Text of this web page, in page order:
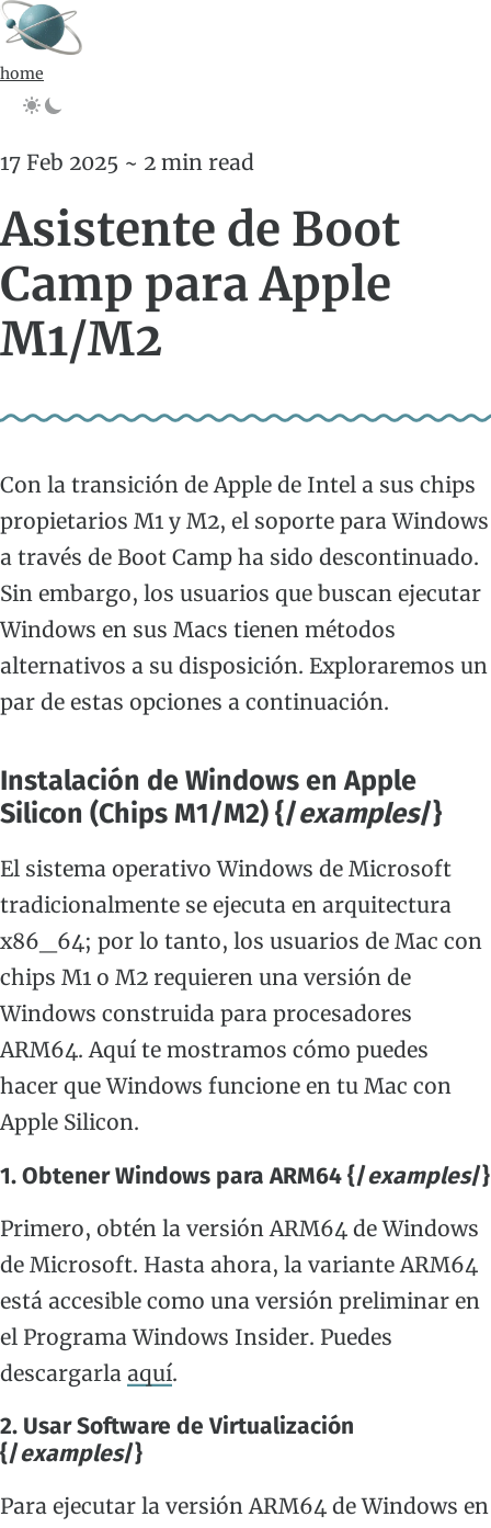
home
17 Feb 2025 ~ 2 min read
Asistente de Boot
Camp para Apple
M1/M2
Con la transición de Apple de Intel a sus chips
propietarios M1 y M2, el soporte para Windows
a través de Boot Camp ha sido descontinuado.
Sin embargo, los usuarios que buscan ejecutar
Windows en sus Macs tienen métodos
alternativos a su disposición. Exploraremos un
par de estas opciones a continuación.
Instalación de Windows en Apple
Silicon (Chips M1/M2) {/examples/}
El sistema operativo Windows de Microsoft
tradicionalmente se ejecuta en arquitectura
x86_64; por lo tanto, los usuarios de Mac con
chips M1 o M2 requieren una versión de
Windows construida para procesadores
ARM64. Aquí te mostramos cómo puedes
hacer que Windows funcione en tu Mac con
Apple Silicon.
1. Obtener Windows para ARM64 {/examples/}
Primero, obtén la versión ARM64 de Windows
de Microsoft. Hasta ahora, la variante ARM64
está accesible como una versión preliminar en
el Programa Windows Insider. Puedes
descargarla aquí.
2. Usar Software de Virtualización
{/examples/}
Para ejecutar la versión ARM64 de Windows en